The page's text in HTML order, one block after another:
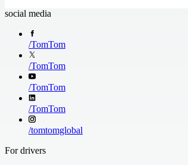
social media
/TomTom
/TomTom
/TomTom
/TomTom
/tomtomglobal
For drivers